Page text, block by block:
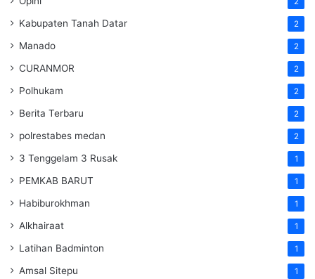
Kabupaten Tanah Datar 2
Manado 2
CURANMOR 2
Polhukam 2
Berita Terbaru 2
polrestabes medan 2
3 Tenggelam 3 Rusak 1
PEMKAB BARUT 1
Habiburokhman 1
Alkhairaat 1
Latihan Badminton 1
Amsal Sitepu 1